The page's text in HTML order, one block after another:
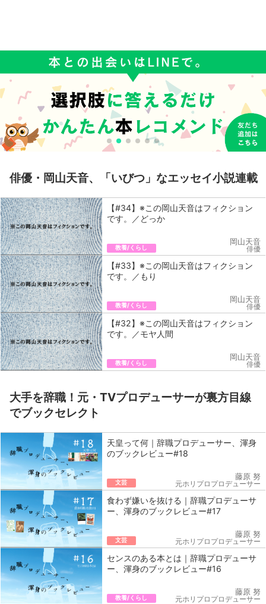
俳優・岡山天音、「いびつ」なエッセイ小説連載
【#34】※この岡山天音はフィクション
です。／どっか
教養/くらし
岡山天音
俳優
【#33】※この岡山天音はフィクション
です。／もり
教養/くらし
岡山天音
俳優
【#32】※この岡山天音はフィクション
です。／モヤ人間
教養/くらし
岡山天音
俳優
大手を辞職！元・TVプロデューサーが裏方目線
でブックセレクト
天皇って何｜辞職プロデューサー、渾身
のブックレビュー#18
文芸
藤原 努
元ホリプロプロデューサー
食わず嫌いを抜ける｜辞職プロデューサ
ー、渾身のブックレビュー#17
文芸
藤原 努
元ホリプロプロデューサー
センスのある本とは｜辞職プロデューサ
ー、渾身のブックレビュー#16
教養/くらし
藤原 努
元ホリプロプロデューサー